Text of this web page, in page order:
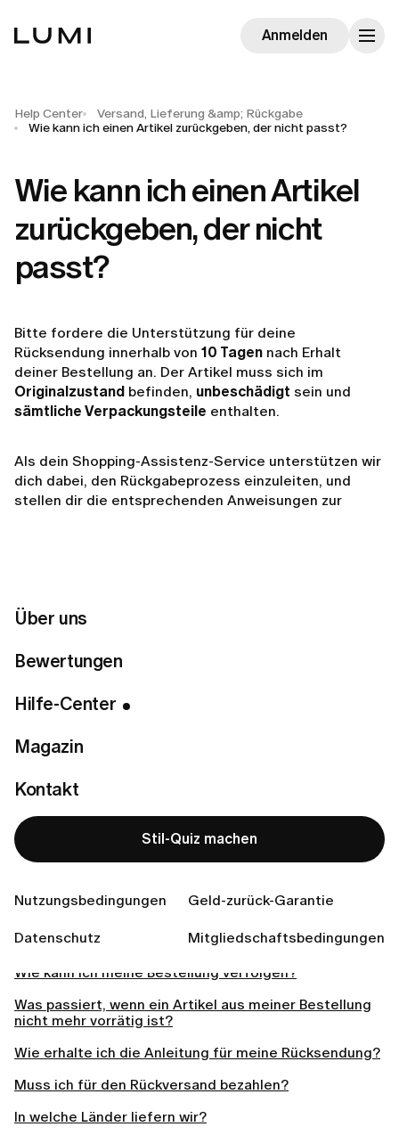
Über uns
Bewertungen
Hilfe-Center
Magazin
Kontakt
Stil-Quiz machen
Nutzungsbedingungen Geld-zurück-Garantie
Datenschutz Mitgliedschaftsbedingungen
Anmelden
Help Center
Versand, Lieferung &amp; Rückgabe
Wie kann ich einen Artikel zurückgeben, der nicht passt?
Wie kann ich einen Artikel
zurückgeben, der nicht
passt?
Bitte fordere die Unterstützung für deine
Rücksendung innerhalb von 10 Tagen nach Erhalt
deiner Bestellung an. Der Artikel muss sich im
Originalzustand befinden, unbeschädigt sein und
sämtliche Verpackungsteile enthalten.
Als dein Shopping-Assistenz-Service unterstützen wir
dich dabei, den Rückgabeprozess einzuleiten, und
stellen dir die entsprechenden Anweisungen zur
Umtausch trifft der jeweilige Händler.
Um eine Rücksendung zu veranlassen, gehe zum Tab
Related articles
Kann ich meine Bestellung ändern oder stornieren,
nachdem ich sie aufgegeben habe?
Fallen für die Lieferung Versandkosten an?
tun?
Wie kann ich meine Bestellung verfolgen?
Was passiert, wenn ein Artikel aus meiner Bestellung
nicht mehr vorrätig ist?
Wie erhalte ich die Anleitung für meine Rücksendung?
Muss ich für den Rückversand bezahlen?
In welche Länder liefern wir?